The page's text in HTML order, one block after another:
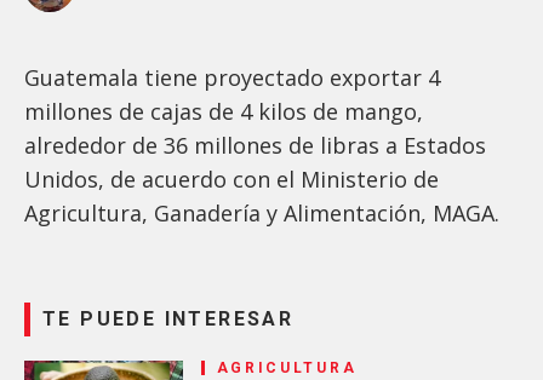
Guatemala tiene proyectado exportar 4
millones de cajas de 4 kilos de mango,
alrededor de 36 millones de libras a Estados
Unidos, de acuerdo con el Ministerio de
Agricultura, Ganadería y Alimentación, MAGA.
TE PUEDE INTERESAR
AGRICULTURA